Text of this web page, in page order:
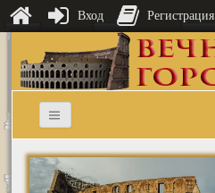
Вход Регистрация